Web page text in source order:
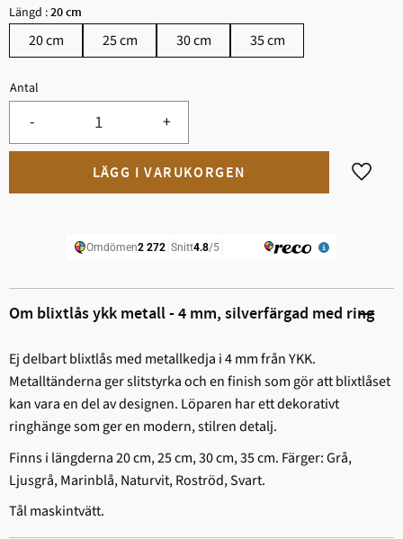
Längd :20 cm
20 cm 25 cm 30 cm 35 cm
Antal
+
-
Lägg
Om blixtlås ykk metall - 4 mm, silverfärgad med ring
Ej delbart blixtlås med metallkedja i 4 mm från YKK.
Metalltänderna ger slitstyrka och en finish som gör att blixtlåset
kan vara en del av designen. Löparen har ett dekorativt
ringhänge som ger en modern, stilren detalj.
Finns i längderna 20 cm, 25 cm, 30 cm, 35 cm. Färger: Grå,
Ljusgrå, Marinblå, Naturvit, Roströd, Svart.
Tål maskintvätt.